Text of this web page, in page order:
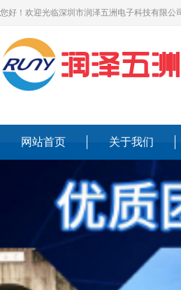
您好！欢迎光临深圳市润泽五洲电子科技有限公
网站首页 关于我们